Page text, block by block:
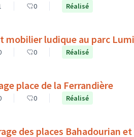
0 Réalisé
mobilier ludique au parc
0 Réalisé
place de la Ferrandière
0 Réalisé
des places Bahadourian